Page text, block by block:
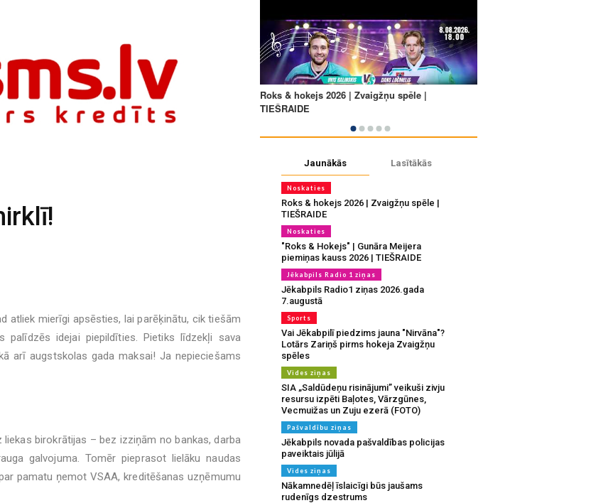
atliek mierīgi apsēsties, lai parēķinātu, cik tiešām
palīdzēs idejai piepildīties. Pietiks līdzekļi sava
arī augstskolas gada maksai! Ja nepieciešams
birokrātijas – bez izziņām no bankas, darba
galvojuma. Tomēr pieprasot lielāku naudas
pamatu ņemot VSAA, kreditēšanas uzņēmumu
Jaunākās Lasītākās
Noskaties
Roks & hokejs 2026 | Zvaigžņu spēle |
TIEŠRAIDE
Noskaties
"Roks & Hokejs" | Gunāra Meijera
piemiņas kauss 2026 | TIEŠRAIDE
Jēkabpils Radio 1 ziņas
Jēkabpils Radio1 ziņas 2026.gada
7.augustā
Sports
Vai Jēkabpilī piedzims jauna "Nirvāna"?
Lotārs Zariņš pirms hokeja Zvaigžņu
spēles
Vides ziņas
SIA „Saldūdeņu risinājumi” veikuši zivju
resursu izpēti Baļotes, Vārzgūnes,
Vecmuižas un Zuju ezerā (FOTO)
Pašvaldību ziņas
Jēkabpils novada pašvaldības policijas
paveiktais jūlijā
Vides ziņas
Nākamnedēļ īslaicīgi būs jaušams
rudenīgs dzestrums